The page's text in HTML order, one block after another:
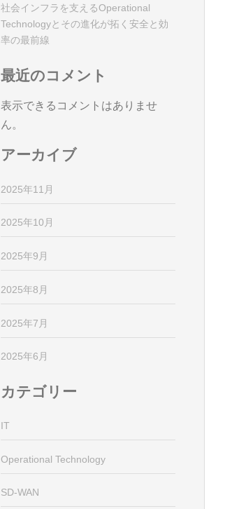
社会インフラを支えるOperational
Technologyとその進化が拓く安全と効
率の最前線
最近のコメント
表示できるコメントはありませ
ん。
アーカイブ
2025年11月
2025年10月
2025年9月
2025年8月
2025年7月
2025年6月
カテゴリー
IT
Operational Technology
SD-WAN